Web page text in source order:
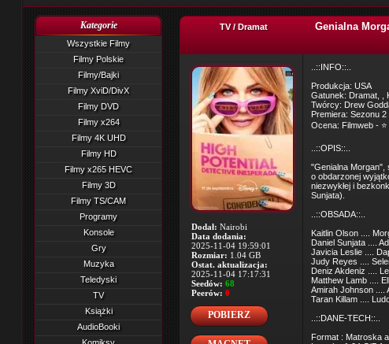
Kategorie
Wszystkie Filmy
Filmy Polskie
Filmy/Bajki
Filmy XviD/DivX
Filmy DVD
Filmy x264
Filmy 4K UHD
Filmy HD
Filmy x265 HEVC
Filmy 3D
Filmy TS/CAM
Programy
Konsole
Gry
Muzyka
Teledyski
TV
Książki
AudioBooki
TV / Dramat
Genialna
Dodał: Nairobi
Data dodania:
2025-11-04 19:59:01
Rozmiar: 1.04 GB
Ostat. aktualizacja:
2025-11-04 17:17:31
Seedów: 68
Peerów: 0
POBIERZ
..::INFO::..
Produkcja: USA
Gatunek: Dramat, ,
Twórcy: Drew
Premiera: Sezonu
Ocena: Filmweb -
..::OPIS::..
"Genialna Morgan",
o obdarzonej
niezwykłej i
Sunjata).
..::OBSADA::..
Kaitlin Olson ....
Daniel Sunjata ....
Javicia Leslie ....
Judy Reyes ....
Deniz Akdeniz ....
Matthew Lamb ....
Amirah Johnson ....
Taran Killam ....
..::DANE-TECH::..
Format : Matroska